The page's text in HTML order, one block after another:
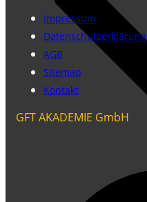
Impressum
Datenschutzerklärung
AGB
Sitemap
Kontakt
GFT AKADEMIE GmbH